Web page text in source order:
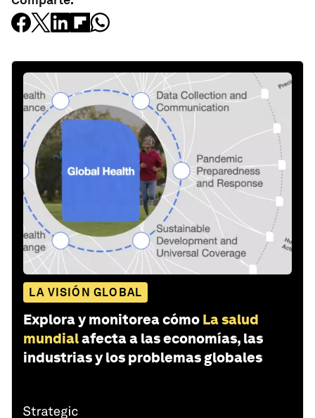
LA VISIÓN GLOBAL
Explora y monitorea cómo La salud
mundialafecta a las economías, las
industrias y los problemas globales